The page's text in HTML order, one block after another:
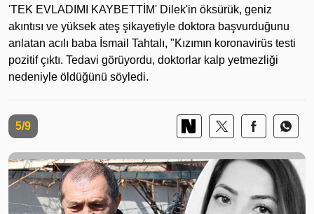
'TEK EVLADIMI KAYBETTİM' Dilek'in öksürük, geniz
akıntısı ve yüksek ateş şikayetiyle doktora başvurduğunu
anlatan acılı baba İsmail Tahtalı, "Kızımın koronavirüs testi
pozitif çıktı. Tedavi görüyordu, doktorlar kalp yetmezliği
nedeniyle öldüğünü söyledi.
5/9